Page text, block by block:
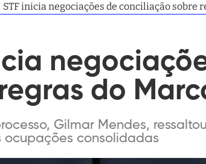
STF inicia negociações de conciliação sobre
do
Gilmar Mendes,
ocupações consolidadas